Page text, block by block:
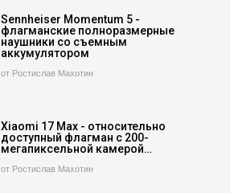
Sennheiser Momentum 5 -
флагманские полноразмерные
наушники со съемным
аккумулятором
от Ростислав Махотин
Xiaomi 17 Max - относительно
доступный флагман с 200-
мегапиксельной камерой…
от Ростислав Махотин